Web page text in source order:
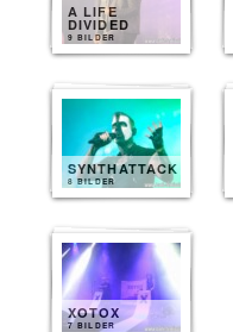
A LIFE
DIVIDED
9 BILDER
SYNTHATTACK
8 BILDER
XOTOX
7 BILDER